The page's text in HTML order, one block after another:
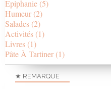
Epiphanie (5)
Humeur (2)
Salades (2)
Activités (1)
Livres (1)
Pâte À Tartiner (1)
★ REMARQUE